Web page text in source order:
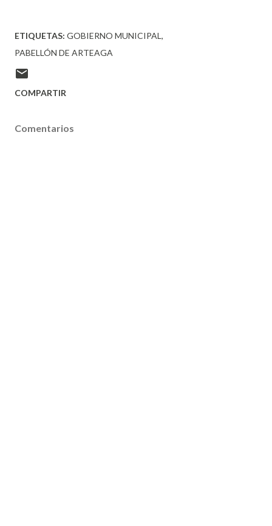
ETIQUETAS: GOBIERNO MUNICIPAL
PABELLÓN DE ARTEAGA
COMPARTIR
Comentarios